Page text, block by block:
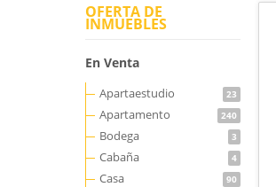
OFERTA DE
INMUEBLES
En Venta
Apartaestudio 23
Apartamento 240
Bodega 3
Cabaña 4
Casa 90